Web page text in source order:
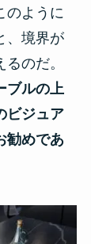
のように
、境界が
のだ。
ブルの上
ビジュア
勧めであ